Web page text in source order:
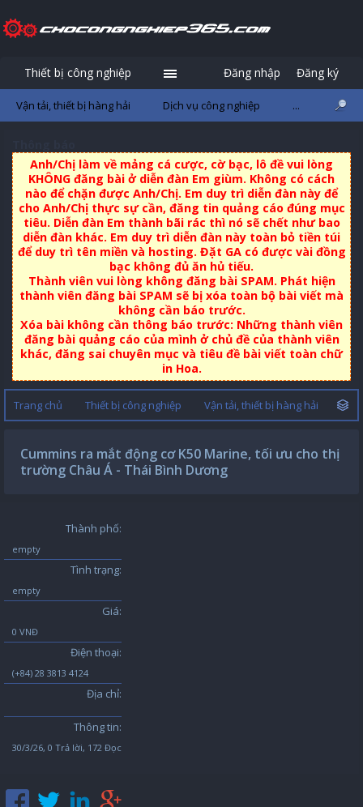
Anh/Chị làm về mảng cá cược, cờ bạc, lô đề vui lòng
KHÔNG đăng bài ở diễn đàn Em giùm. Không có cách
nào để chặn được Anh/Chị. Em duy trì diễn đàn này để
cho Anh/Chị thực sự cần, đăng tin quảng cáo đúng mục
tiêu. Diễn đàn Em thành bãi rác thì nó sẽ chết như bao
diễn đàn khác. Em duy trì diễn đàn này toàn bỏ tiền túi
để duy trì tên miền và hosting. Đặt GA có được vài đồng
bạc không đủ ăn hủ tiếu.
Thành viên vui lòng không đăng bài SPAM. Phát hiện
thành viên đăng bài SPAM sẽ bị xóa toàn bộ bài viết mà
không cần báo trước.
Xóa bài không cần thông báo trước: Những thành viên
đăng bài quảng cáo của mình ở chủ đề của thành viên
khác, đăng sai chuyên mục và tiêu đề bài viết toàn chữ
in Hoa.
Trang chủ Thiết bị công nghiệp Vận tải, thiết bị hàng hải
Cummins ra mắt động cơ K50 Marine, tối ưu cho thị
trường Châu Á - Thái Bình Dương
Thành phố:
empty
Tình trạng:
empty
Giá:
0 VNĐ
Điện thoại:
(+84) 28 3813 4124
Địa chỉ:
Thông tin:
30/3/26, 0 Trả lời, 172 Đọc
Thiết bị công nghiệp
Vận tải, thiết bị hàng hải Dịch vụ công nghiệp ...
Đăng nhập Đăng ký